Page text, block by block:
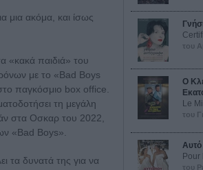
μια ακόμα, και ίσως
«κακά παιδιά» του
με το «Bad Boys
παγκόσμιο box office.
τη μεγάλη
στα Οσκαρ του 2022,
«Bad Boys».
τα δυνατά της για να
του
Ο
Le
του
Αυτό
Pour
του